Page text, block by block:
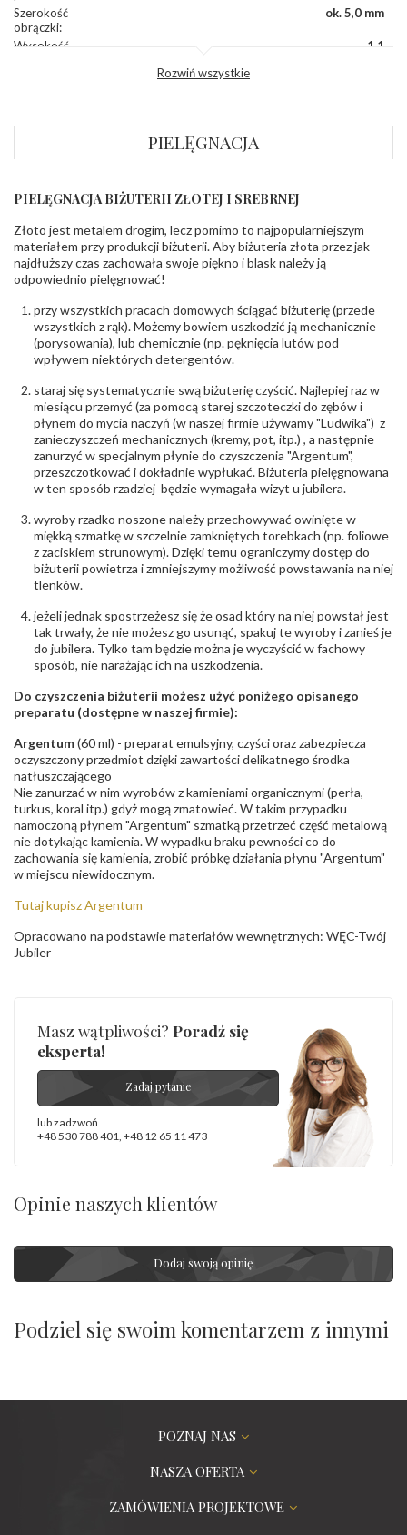
Szerokość
obrączki:
ok. 5,0 mm
Wysokość
1,1
Profil
Płaski
biuro@stelmach.pl
- rodzaj
ostrzeżenia:
, Elementy w wyrobie wykonane z białego złota
zawierają nikiel
Rozwiń wszystkie
PIELĘGNACJA
PIELĘGNACJA BIŻUTERII ZŁOTEJ I SREBRNEJ
Złoto jest metalem drogim, lecz pomimo to najpopularniejszym
materiałem przy produkcji biżuterii. Aby biżuteria złota przez jak
najdłuższy czas zachowała swoje piękno i blask należy ją
odpowiednio pielęgnować!
przy wszystkich pracach domowych ściągać biżuterię (przede
wszystkich z rąk). Możemy bowiem uszkodzić ją mechanicznie
(porysowania), lub chemicznie (np. pęknięcia lutów pod
wpływem niektórych detergentów.
staraj się systematycznie swą biżuterię czyścić. Najlepiej raz w
miesiącu przemyć (za pomocą starej szczoteczki do zębów i
płynem do mycia naczyń (w naszej firmie używamy "Ludwika") z
zanieczyszczeń mechanicznych (kremy, pot, itp.) , a następnie
zanurzyć w specjalnym płynie do czyszczenia "Argentum",
przeszczotkować i dokładnie wypłukać. Biżuteria pielęgnowana
w ten sposób rzadziej będzie wymagała wizyt u jubilera.
wyroby rzadko noszone należy przechowywać owinięte w
miękką szmatkę w szczelnie zamkniętych torebkach (np. foliowe
z zaciskiem strunowym). Dzięki temu ograniczymy dostęp do
biżuterii powietrza i zmniejszymy możliwość powstawania na niej
tlenków.
jeżeli jednak spostrzeżesz się że osad który na niej powstał jest
tak trwały, że nie możesz go usunąć, spakuj te wyroby i zanieś je
do jubilera. Tylko tam będzie można je wyczyścić w fachowy
sposób, nie narażając ich na uszkodzenia.
Do czyszczenia biżuterii możesz użyć poniżego opisanego
preparatu (dostępne w naszej firmie):
Argentum(60 ml) - preparat emulsyjny, czyści oraz zabezpiecza
oczyszczony przedmiot dzięki zawartości delikatnego środka
natłuszczającego
Nie zanurzać w nim wyrobów z kamieniami organicznymi (perła,
turkus, koral itp.) gdyż mogą zmatowieć. W takim przypadku
namoczoną płynem "Argentum" szmatką przetrzeć część metalową
nie dotykając kamienia. W wypadku braku pewności co do
zachowania się kamienia, zrobić próbkę działania płynu "Argentum"
w miejscu niewidocznym.
Tutaj kupisz Argentum
Opracowano na podstawie materiałów wewnętrznych: WĘC-Twój
Jubiler
Masz wątpliwości? Poradź się
eksperta!
Zadaj pytanie
lub zadzwoń
+48 530 788 401 +48 12 65 11 473
Opinie naszych klientów
Dodaj swoją opinię
Podziel się swoim komentarzem z innymi
POZNAJ NAS
NASZA OFERTA
ZAMÓWIENIA PROJEKTOWE